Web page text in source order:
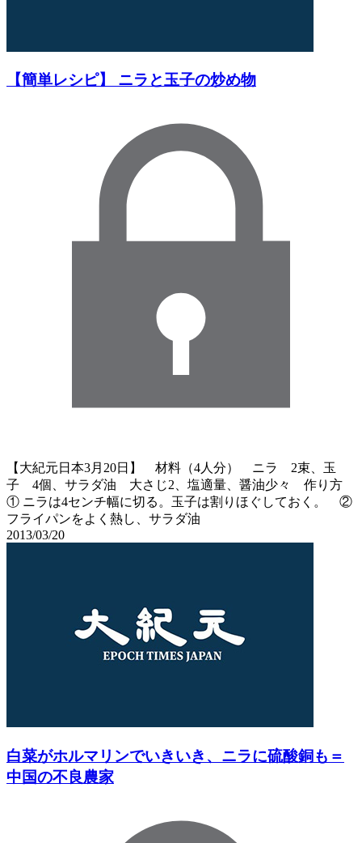
【簡単レシピ】 ニラと玉子の炒め物
【大紀元日本3月20日】 材料（4人分） ニラ 2束、玉
子 4個、サラダ油 大さじ2、塩適量、醤油少々 作り方
① ニラは4センチ幅に切る。玉子は割りほぐしておく。 ②
フライパンをよく熱し、サラダ油
2013/03/20
白菜がホルマリンでいきいき、ニラに硫酸銅も＝
中国の不良農家